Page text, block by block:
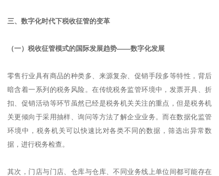
三、数字化时代下税收征管的变革
（一）税收征管模式的国际发展趋势——数字化发展
零售行业具有商品的种类多、来源复杂、促销手段多等特性，背后
暗含着一系列的税务风险。在传统税务监管环境中，发票开具、折
扣、促销活动等环节虽然已经是税务机关关注的重点，但是税务机
关更倾向于采用抽样、询问等方法了解企业业务。而在数据化监管
环境中，税务机关可以快速比对各类不同的数据，筛选出异常数
据，进行税务检查。
其次，门店与门店、仓库与仓库、不同业务线上单位间都可能存在